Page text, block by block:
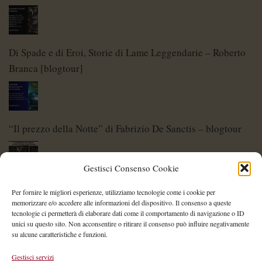
Gestisci Consenso Cookie
Per fornire le migliori esperienze, utilizziamo tecnologie come i cookie per
memorizzare e/o accedere alle informazioni del dispositivo. Il consenso a queste
tecnologie ci permetterà di elaborare dati come il comportamento di navigazione o ID
unici su questo sito. Non acconsentire o ritirare il consenso può influire negativamente
su alcune caratteristiche e funzioni.
Gestisci servizi
Di Spade e di Eroi, Storie di Lame Leggendarie – Roberto
Branca [blogtour]
“Il prezzo della Notte” di Fabrizio De Sanctis – blogtour
Di Spade e di Eroi – Storie di Lame Leggendarie